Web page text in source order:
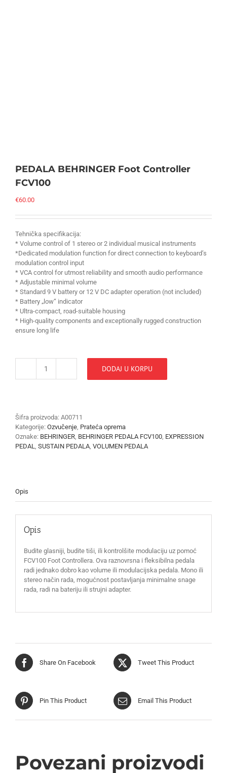
PEDALA BEHRINGER Foot Controller
FCV100
€60.00
Tehnička specifikacija:
* Volume control of 1 stereo or 2 individual musical instruments
*Dedicated modulation function for direct connection to keyboard’s
modulation control input
* VCA control for utmost reliability and smooth audio performance
* Adjustable minimal volume
* Standard 9 V battery or 12 V DC adapter operation (not included)
* Battery „low“ indicator
* Ultra-compact, road-suitable housing
* High-quality components and exceptionally rugged construction
ensure long life
PEDALA
količina
DODAJ U KORPU
Šifra proizvoda: A00711
Kategorije: Ozvučenje, Prateća oprema
Oznake: BEHRINGER, BEHRINGER PEDALA FCV100, EXPRESSION
PEDAL, SUSTAIN PEDALA, VOLUMEN PEDALA
Opis
Opis
Budite glasniji, budite tiši, ili kontrolšite modulaciju uz pomoć
FCV100 Foot Controllera. Ova raznovrsna i fleksibilna pedala
radi jednako dobro kao volume ili modulacijska pedala. Mono ili
stereo način rada, mogućnost postavljanja minimalne snage
rada, radi na bateriju ili strujni adapter.
Share On Facebook Tweet This Product
Pin This Product Email This Product
Povezani proizvodi